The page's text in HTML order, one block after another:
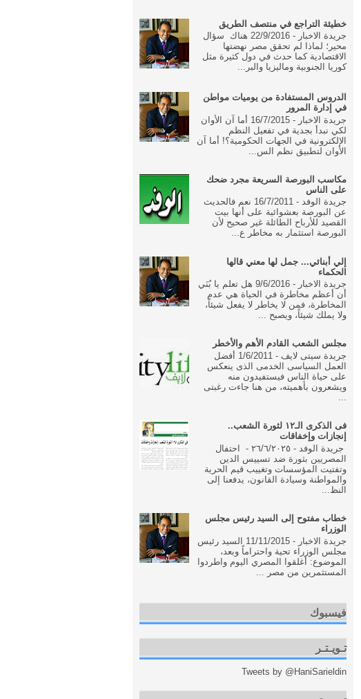
خطيئة التراجع في منتصف الطريق
جريدة الاخبار - 22/9/2016 هناك سؤال
محير؛ لماذا لم تحقق مصر نهضتها
الاقتصادية كما حدث في دول كثيرة مثل
كوريا الجنوبية وماليزيا والبر...
الدروس المستفادة من يوميات مواطن
في إدارة المرور
جريدة الاخبار - 16/7/2015 أما آن الأوان
لكي نبدأ بجدية في تفعيل النظم
الإلكترونية في الجهات الحكومية؟! أما آن
الأوان لتطبيق نظم الس...
مكاسب البورصة السريعة مجرد ضحك
على الناس
جريدة الوفد - 16/7/2011 نعم فالحديث
عن البورصة بعشوائية على أنها بيت
القصيد للأرباح الطائلة غير صحيح لأن
البورصة استثمار به مخاطر ع...
إلي أبنائي... جمل لها معني قالها
الحكماء
جريدة الاخبار - 9/6/2016 هل تعلم يا بُنَي
أن أعظم مخاطرة في الحياة هي عدم
المخاطرة، فمن لا يخاطر لا يفعل شيئاً،
ولا يملك شيئاً، ويصبح ...
مجلس الشعب القادم الأهم والأخطر
جريدة سيتى لايف - 1/6/2011 أفضل
العمل السياسى الخدمى الذى ينعكس
على حياة الناس فيستفيدون منه
ويشعرون بأهميته، من هنا جاءت رغبتى
فى الذكرى الـ١٢ لثورة الشعب..
إنجازات وإخفاقات
جريدة الوفد - ٢٦/٦/٢٠٢٥ - احتفال
المصريين بثورة ضد تسييس الدين
وتفتيت المؤسسات وتغييب قيم الحرية
والمواطنة وسيادة القانون، يدفعنا إلى
النظ...
خطاب مفتوح إلى السيد رئيس مجلس
الوزراء
جريدة الاخبار - 11/11/2015 السيد رئيس
مجلس الوزراء تحية واحتراماً وبعد،
الموضوع: أغلقوا المصري اليوم واطردوا
المستثمرين من مصر ...
فيسبوك
تـويـتـر
Tweets by @HaniSarieldin